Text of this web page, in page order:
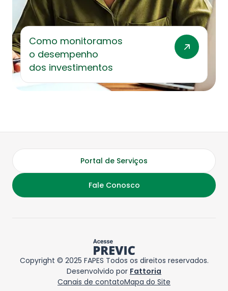
Como monitoramos
o desempenho
dos investimentos
Portal de Serviços
Fale Conosco
Copyright © 2025 FAPES Todos os direitos reservados.
Desenvolvido por Fattoria
Canais de contatoMapa do Site